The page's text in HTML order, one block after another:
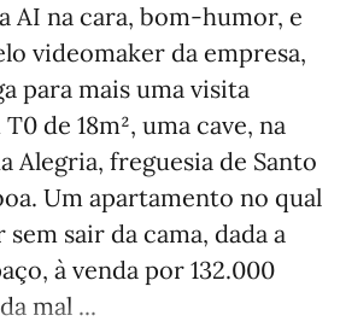
AI na cara, bom-humor, e
videomaker da empresa,
para mais uma visita
de 18m², uma cave, na
Alegria, freguesia de Santo
Um apartamento no qual
sair da cama, dada a
à venda por 132.000
mal ...